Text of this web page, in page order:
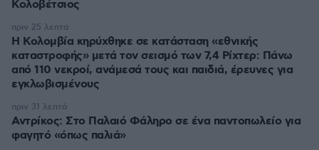
Κολοβέτσιος
Η Κολομβία κηρύχθηκε σε κατάσταση «εθνικής
καταστροφής» μετά τον σεισμό των 7,4 Ρίχτερ: Πάνω
από 110 νεκροί, ανάμεσά τους και παιδιά, έρευνες για
εγκλωβισμένους
πριν 25 λεπτά
Αντρίκος: Στο Παλαιό Φάληρο σε ένα παντοπωλείο για
φαγητό «όπως παλιά»
πριν 31 λεπτά